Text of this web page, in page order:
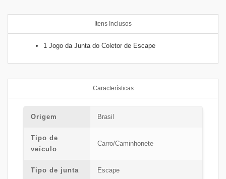
Itens Inclusos
1 Jogo da Junta do Coletor de Escape
Características
Origem Brasil
Tipo de
veículo
Carro/Caminhonete
Tipo de junta Escape